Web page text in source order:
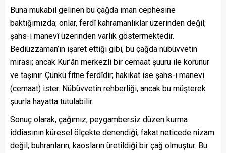
Buna mukabil gelinen bu çağda iman cephesine
baktığımızda; onlar, ferdî kahramanlıklar üzerinden değil;
şahs-ı manevî üzerinden varlık göstermektedir.
Bediüzzaman’ın işaret ettiği gibi, bu çağda nübüvvetin
mirası; ancak Kur’ân merkezli bir cemaat şuuru ile korunur
ve taşınır. Çünkü fitne ferdîdir; hakikat ise şahs-ı manevi
(cemaat) ister. Nübüvvetin rehberliği, ancak bu müşterek
şuurla hayatta tutulabilir.
Sonuç olarak, çağımız; peygambersiz düzen kurma
iddiasının küresel ölçekte denendiği, fakat neticede nizam
değil; buhranların, kaosların üretildiği bir çağ olmuştur. Bu